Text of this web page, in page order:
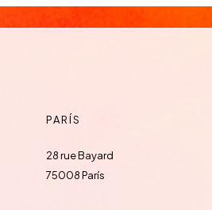
PARÍS
28 rue Bayard
75008 París